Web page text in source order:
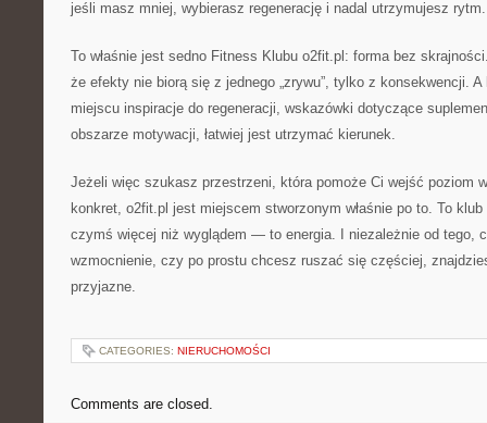
jeśli masz mniej, wybierasz regenerację i nadal utrzymujesz rytm.
To właśnie jest sedno Fitness Klubu o2fit.pl: forma bez
że efekty nie biorą się z jednego „zrywu”, tylko z konsekwencji.
miejscu inspiracje do regeneracji, wskazówki dotyczące
obszarze motywacji, łatwiej jest utrzymać kierunek.
Jeżeli więc szukasz przestrzeni, która pomoże Ci wejść poziom
konkret, o2fit.pl jest miejscem stworzonym właśnie po to. To
czymś więcej niż wyglądem — to energia. I niezależnie od tego,
wzmocnienie, czy po prostu chcesz ruszać się częściej,
przyjazne.
CATEGORIES: NIERUCHOMOŚCI
Comments are closed.